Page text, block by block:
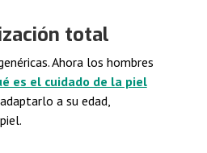
total
Ahora los hombres
es el cuidado de la piel
a su edad,